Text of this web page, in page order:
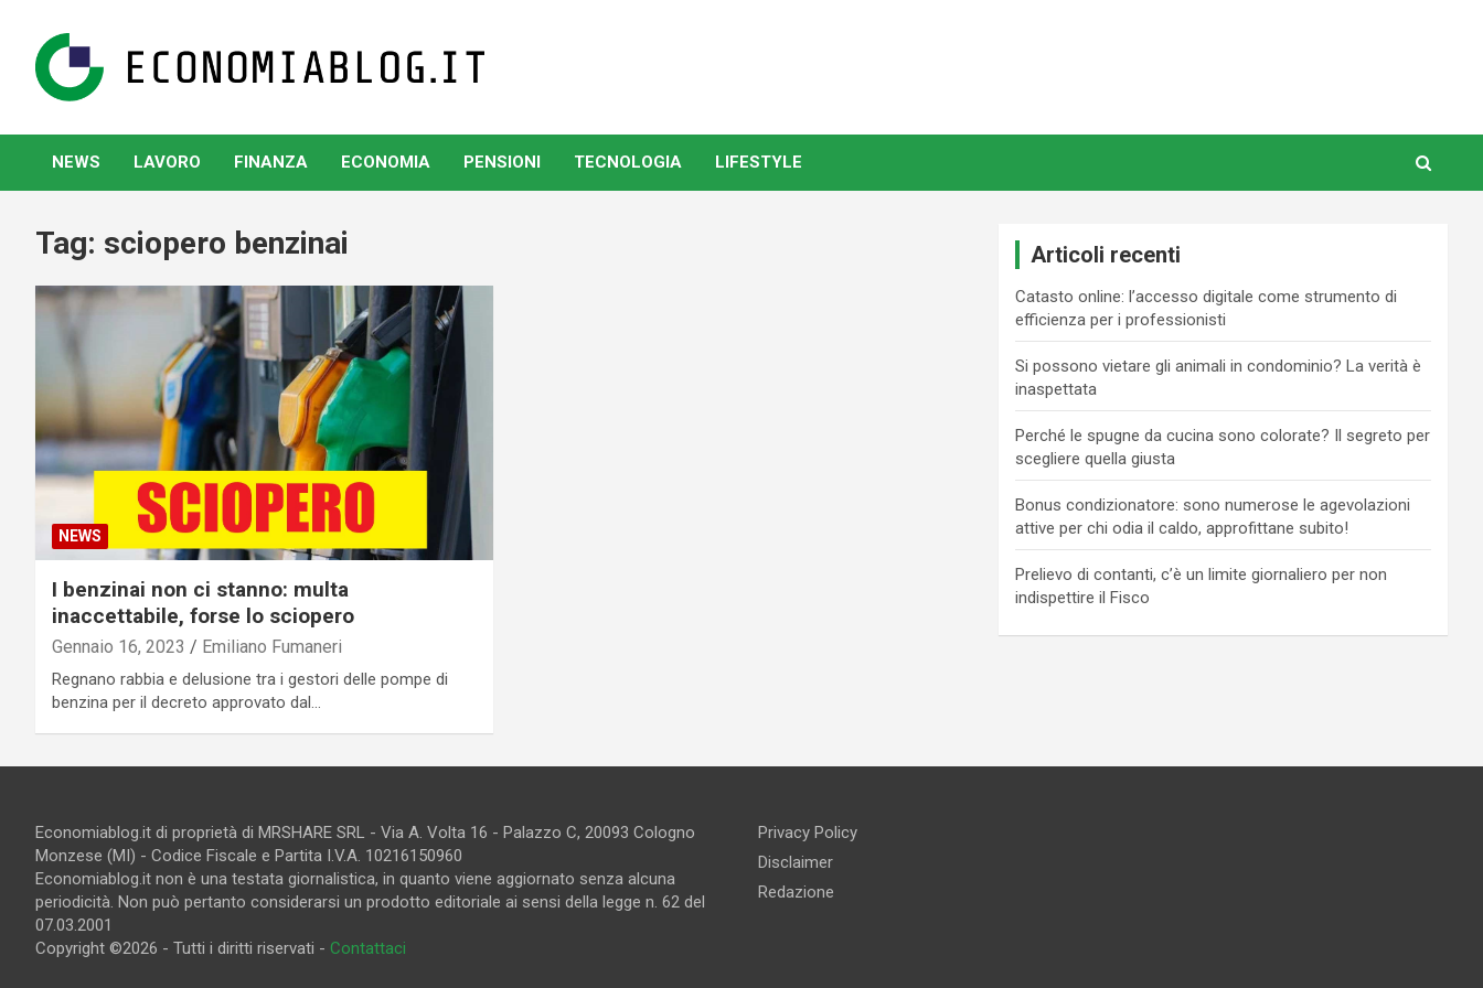
content
www.economiablog.it
NEWS LAVORO FINANZA ECONOMIA PENSIONI TECNOLOGIA LIFESTYLE
Tag: sciopero benzinai
NEWS
I benzinai non ci stanno: multa
inaccettabile, forse lo sciopero
Gennaio 16, 2023 Emiliano Fumaneri
Regnano rabbia e delusione tra i gestori delle pompe di
benzina per il decreto approvato dal…
Articoli recenti
Catasto online: l’accesso digitale come strumento di
efficienza per i professionisti
Si possono vietare gli animali in condominio? La verità è
inaspettata
Perché le spugne da cucina sono colorate? Il segreto per
scegliere quella giusta
Bonus condizionatore: sono numerose le agevolazioni
attive per chi odia il caldo, approfittane subito!
Prelievo di contanti, c’è un limite giornaliero per non
indispettire il Fisco
Economiablog.it di proprietà di MRSHARE SRL - Via A. Volta 16 - Palazzo C, 20093 Cologno
Monzese (MI) - Codice Fiscale e Partita I.V.A. 10216150960
Economiablog.it non è una testata giornalistica, in quanto viene aggiornato senza alcuna
periodicità. Non può pertanto considerarsi un prodotto editoriale ai sensi della legge n. 62 del
07.03.2001
Copyright ©2026 - Tutti i diritti riservati - Contattaci
Privacy Policy
Disclaimer
Redazione